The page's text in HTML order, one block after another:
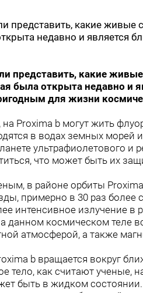
представить, какие живые
недавно и является
представить, какие
была открыта недавно и
для жизни
Proxima b могут жить
в водах земных морей
ультрафиолетового и
что может быть их
в районе орбиты
примерно в 30 раз более
интенсивное излучение в
данном космическом теле
атмосферой, а также
b вращается вокруг
тело, как считают ученые,
быть в жидком